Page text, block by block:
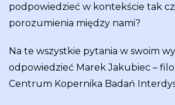
podpowiedzieć w kontekście tak
porozumienia między nami?
Na te wszystkie pytania w swoim
odpowiedzieć Marek Jakubiec –
Centrum Kopernika Badań